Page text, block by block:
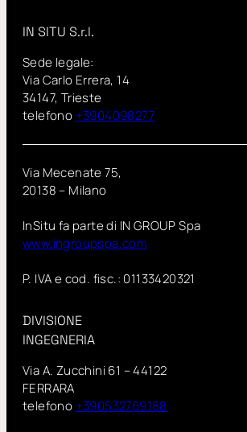
IN SITU S.r.l.
Sede legale:
Via Carlo Errera, 14
34147, Trieste
telefono +3904098277
Via Mecenate 75,
20138 – Milano
InSitu fa parte di IN GROUP Spa
www.ingroupspa.com
P. IVA e cod. fisc.: 01133420321
DIVISIONE
INGEGNERIA
Via A. Zucchini 61 – 44122
FERRARA
telefono +390532769188